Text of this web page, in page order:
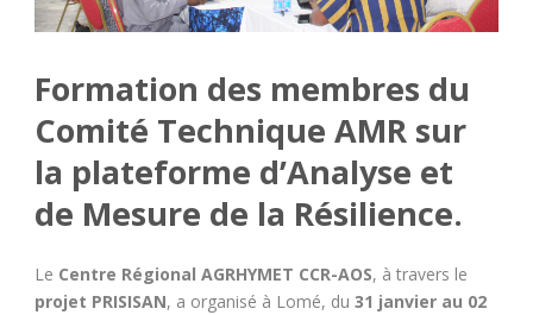
Formation des membres du
Comité Technique AMR sur
la plateforme d’Analyse et
de Mesure de la Résilience.
Le Centre Régional AGRHYMET CCR-AOS, à travers le
projet PRISISAN, a organisé à Lomé, du 31 janvier au 02